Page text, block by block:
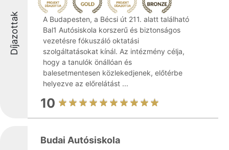
Díjazottak
A Budapesten, a Bécsi út 211. alatt található
Bal1 Autósiskola korszerű és biztonságos
vezetésre fókuszáló oktatási
szolgáltatásokat kínál. Az intézmény célja,
hogy a tanulók önállóan és
balesetmentesen közlekedjenek, előtérbe
helyezve az előrelátást ...
10
Budai Autósiskola